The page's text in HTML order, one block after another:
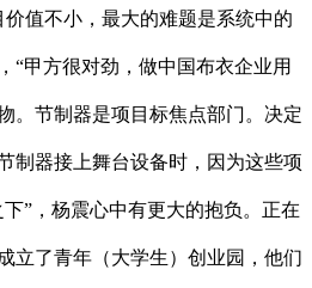
值不小，最大的难题是系统中的
“甲方很对劲，做中国布衣企业用
。节制器是项目标焦点部门。决定
制器接上舞台设备时，因为这些项
”，杨震心中有更大的抱负。正在
立了青年（大学生）创业园，他们